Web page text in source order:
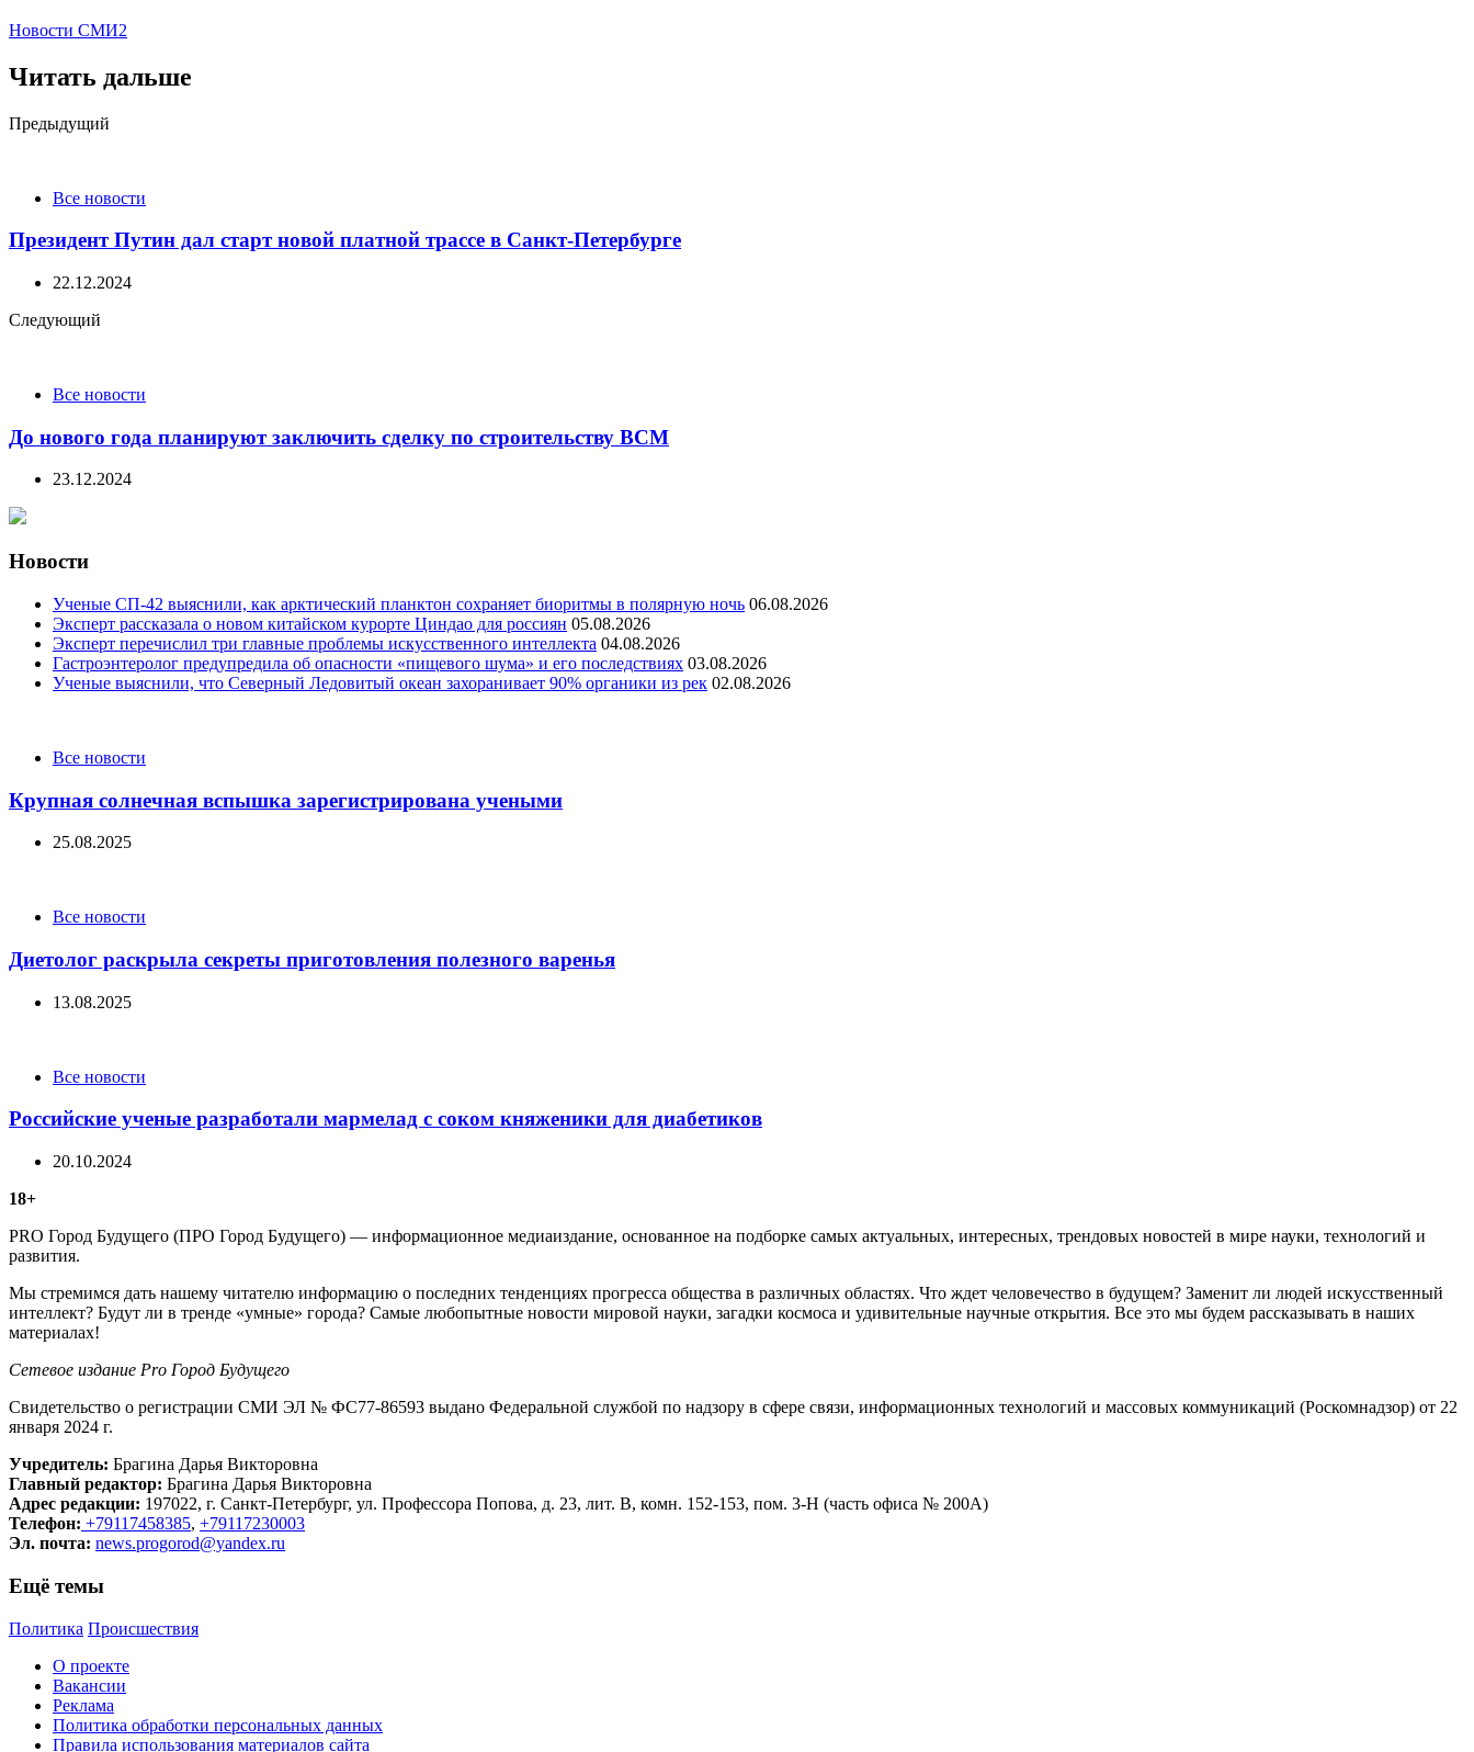
Новости СМИ2
Читать дальше
Post
Предыдущий
Все новости
Президент Путин дал старт новой платной трассе в Санкт-Петербурге
22.12.2024
Следующий
Все новости
До нового года планируют заключить сделку по строительству ВСМ
23.12.2024
Новости
Ученые СП-42 выяснили, как арктический планктон сохраняет биоритмы в полярную ночь 06.08.2026
Эксперт рассказала о новом китайском курорте Циндао для россиян 05.08.2026
Эксперт перечислил три главные проблемы искусственного интеллекта 04.08.2026
Гастроэнтеролог предупредила об опасности «пищевого шума» и его последствиях 03.08.2026
Ученые выяснили, что Северный Ледовитый океан захоранивает 90% органики из рек 02.08.2026
CategoriesВсе новости
Крупная солнечная вспышка зарегистрирована учеными
25.08.2025
CategoriesВсе новости
Диетолог раскрыла секреты приготовления полезного варенья
13.08.2025
CategoriesВсе новости
Российские ученые разработали мармелад с соком княженики для диабетиков
20.10.2024
18+
PRO Город Будущего (ПРО Город Будущего) — информационное медиаиздание, основанное на подборке самых актуальных, интересных, трендовых новостей в мире науки, технологий и
развития.
Мы стремимся дать нашему читателю информацию о последних тенденциях прогресса общества в различных областях. Что ждет человечество в будущем? Заменит ли людей искусственный
интеллект? Будут ли в тренде «умные» города? Самые любопытные новости мировой науки, загадки космоса и удивительные научные открытия. Все это мы будем рассказывать в наших
материалах!
Сетевое издание Рrо Город Будущего
Свидетельство о регистрации СМИ ЭЛ № ФС77-86593 выдано Федеральной службой по надзору в сфере связи, информационных технологий и массовых коммуникаций (Роскомнадзор) от 22
января 2024 г.
Учредитель: Брагина Дарья Викторовна
Главный редактор: Брагина Дарья Викторовна
Адрес редакции: 197022, г. Санкт-Петербург, ул. Профессора Попова, д. 23, лит. В, комн. 152-153, пом. 3-Н (часть офиса № 200А)
Телефон: +79117458385, +79117230003
Эл. почта: news.progorod@yandex.ru
Ещё темы
Политика Происшествия
О проекте
Вакансии
Реклама
Политика обработки персональных данных
Правила использования материалов сайта